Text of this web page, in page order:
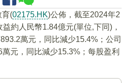
育(02175.HK)公佈，截至2024年2
約人民幣1.84億元(單位,下同)，
萬元，同比減少15.4%；公司
元，同比減少15.3%；每股盈利